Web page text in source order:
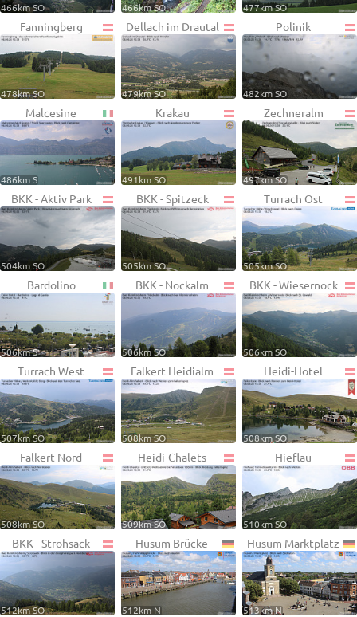
466km SO 466km SO 477km SO
Fanningberg
478km SO
Dellach im Drautal
479km SO
Polinik
482km SO
Malcesine
486km S
Krakau
491km SO
Zechneralm
497km SO
BKK - Aktiv Park
504km SO
BKK - Spitzeck
505km SO
Turrach Ost
505km SO
Bardolino
506km S
BKK - Nockalm
506km SO
BKK - Wiesernock
506km SO
Turrach West
507km SO
Falkert Heidialm
508km SO
Heidi-Hotel
508km SO
Falkert Nord
508km SO
Heidi-Chalets
509km SO
Hieflau
510km SO
BKK - Strohsack
512km SO
Husum Brücke
512km N
Husum Marktplatz
513km N